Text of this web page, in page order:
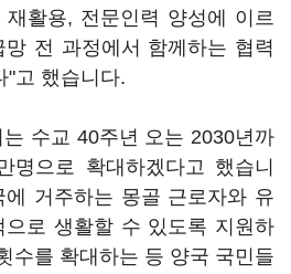
활용, 전문인력 양성에 이르
전 과정에서 함께하는 협력
"고 했습니다.
수교 40주년 오는 2030년까
명으로 확대하겠다고 했습니
거주하는 몽골 근로자와 유
으로 생활할 수 있도록 지원하
수를 확대하는 등 양국 국민들